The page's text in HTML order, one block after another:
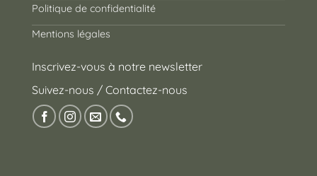
Politique de confidentialité
Mentions légales
Inscrivez-vous à notre newsletter
Suivez-nous / Contactez-nous